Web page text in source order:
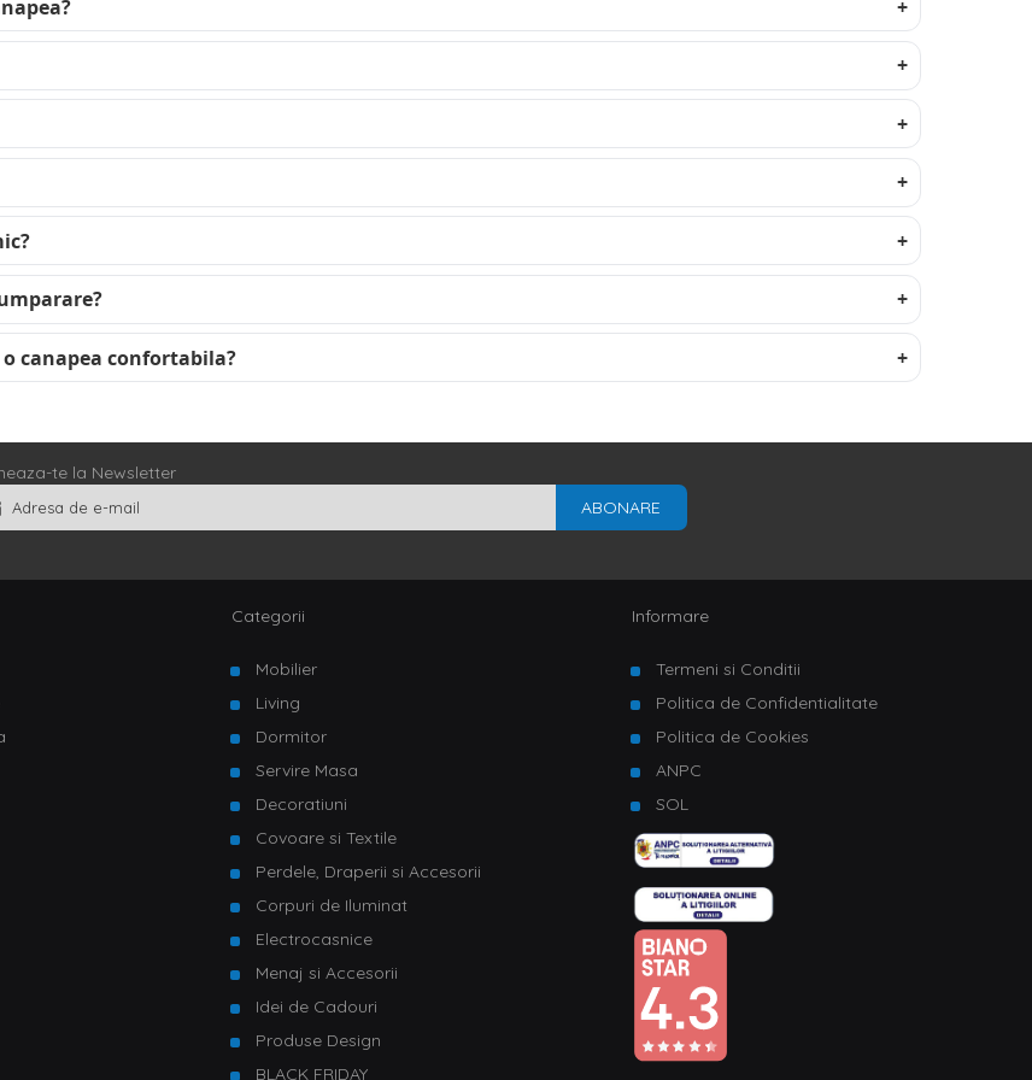
canapea confortabila?
te la Newsletter
ABONARE
Categorii
Mobilier
Living
Dormitor
Servire Masa
Decoratiuni
Covoare si Textile
Perdele, Draperii si Accesorii
Corpuri de Iluminat
Electrocasnice
Menaj si Accesorii
Idei de Cadouri
Produse Design
BLACK FRIDAY
Informare
Termeni si Conditii
Politica de Confidentialitate
Politica de Cookies
ANPC
SOL